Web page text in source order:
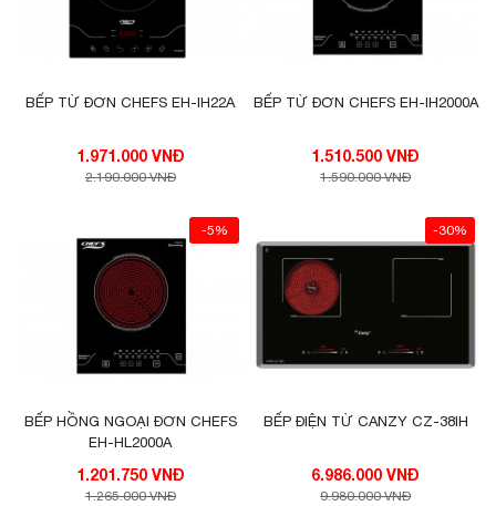
BẾP TỪ ĐƠN CHEFS EH-IH22A
1.971.000 VNĐ
2.190.000 VNĐ
BẾP TỪ ĐƠN CHEFS EH-IH2000A
1.510.500 VNĐ
1.590.000 VNĐ
-5%
BẾP HỒNG NGOẠI ĐƠN CHEFS
EH-HL2000A
1.201.750 VNĐ
1.265.000 VNĐ
-30%
BẾP ĐIỆN TỪ CANZY CZ-38IH
6.986.000 VNĐ
9.980.000 VNĐ